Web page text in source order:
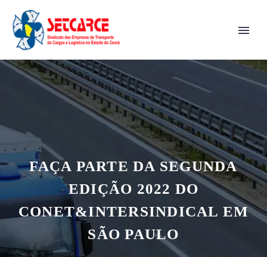
FAÇA PARTE DA SEGUNDA
EDIÇÃO 2022 DO
CONET&INTERSINDICAL EM
SÃO PAULO